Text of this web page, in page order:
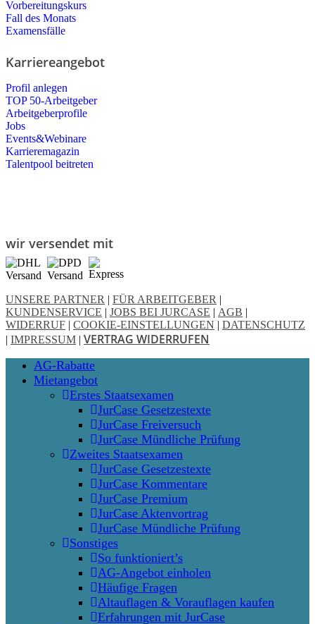
Vorbereitungskurs
Fall des Monats
Examensfälle
Karriereangebot
Profil anlegen
TOP 50-Arbeitgeber
Arbeitgeberprofile
Jobs
Events&Webinare
Karrieremagazin
Talentpool beitreten
wir versendet mit
UNSERE PARTNER | FÜR ARBEITGEBER |
KUNDENSERVICE | JOBS BEI JURCASE | AGB |
WIDERRUF | COOKIE-EINSTELLUNGEN | DATENSCHUTZ
| IMPRESSUM | VERTRAG WIDERRUFEN
Close
AG-Rabatte
Mietangebot
Erstes Staatsexamen
JurCase Gesetzestexte
JurCase Freiversuch
JurCase Mündliche Prüfung
Zweites Staatsexamen
JurCase Gesetzestexte
JurCase Kommentare
JurCase Premium
JurCase Aktenvortrag
JurCase Mündliche Prüfung
Sonstiges
So funktioniert’s
AG-Angebot einholen
Häufige Fragen
Altauflagen & Vorauflagen kaufen
Erfahrungen mit JurCase